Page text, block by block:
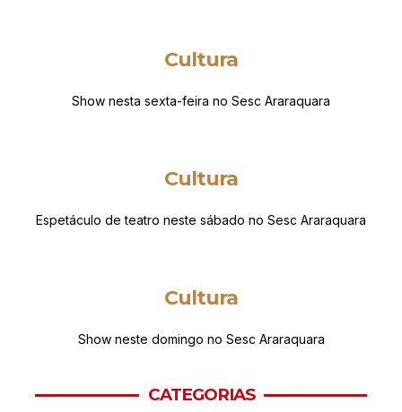
Cultura
Show nesta sexta-feira no Sesc Araraquara
Cultura
Espetáculo de teatro neste sábado no Sesc Araraquara
Cultura
Show neste domingo no Sesc Araraquara
CATEGORIAS